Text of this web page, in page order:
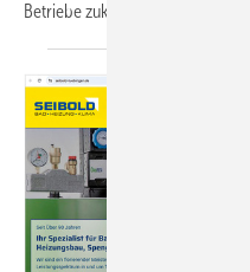
Betriebe zukunftsfähig